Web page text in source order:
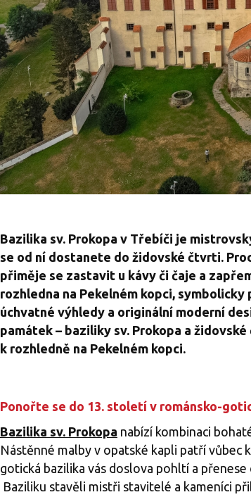
Bazilika sv. Prokopa v Třebíči je
se od ní dostanete do židovské čtvrti.
přiměje se zastavit u kávy či čaje a
rozhledna na Pekelném kopci,
úchvatné výhledy a originální moderní
památek – baziliky sv. Prokopa a
k rozhledně na Pekelném kopci.
Ponořte se do 13. století v románsko-
Bazilika sv. Prokopa nabízí kombinaci
Nástěnné malby v opatské kapli patří vůbec
gotická bazilika vás doslova pohltí a
Baziliku stavěli mistři stavitelé a kameníci